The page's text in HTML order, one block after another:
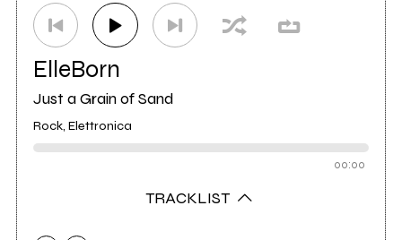
ElleBorn
Just a Grain of Sand
Rock, Elettronica
00:00
TRACKLIST